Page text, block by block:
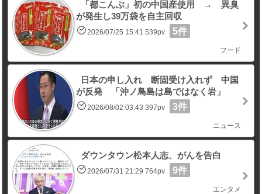
「都こんぶ」初の中国産使用 → 異臭
が発生し39万袋を自主回収
2026/07/25 15:41 539pv 5件
フード
日本の申し入れ 断固受け入れず 中国
が反発 「沖ノ鳥島は島ではなく岩」
2026/08/02 03:43 397pv 3件
ニュース
ダウンタウン松本人志、がんを告白
2026/07/31 21:29 764pv 9件
エンタメ